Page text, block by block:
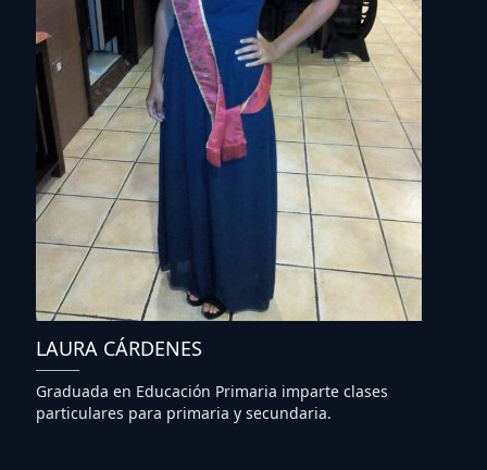
LAURA CÁRDENES
Graduada en Educación Primaria imparte clases
particulares para primaria y secundaria.